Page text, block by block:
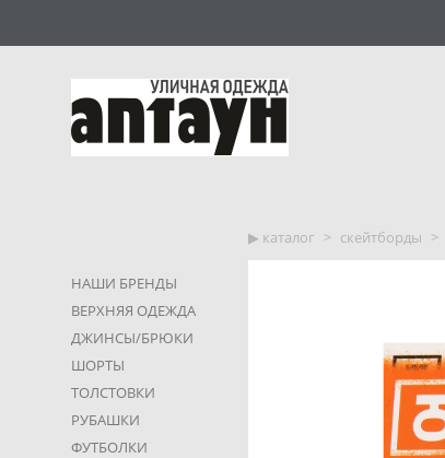
НАШИ БРЕНДЫ
ВЕРХНЯЯ ОДЕЖДА
ДЖИНСЫ/БРЮКИ
ШОРТЫ
ТОЛСТОВКИ
РУБАШКИ
ФУТБОЛКИ
▶︎ каталог > скейтборды >